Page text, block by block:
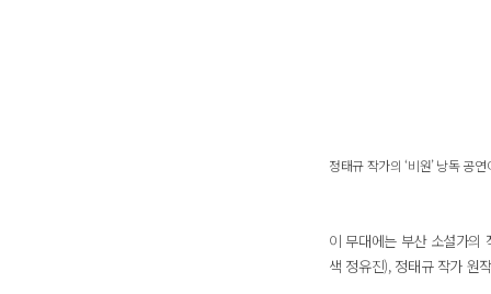
정태규 작가의 ‘비원’ 낭독 공
이 무대에는 부산 소설가의
색 정유진), 정태규 작가 원